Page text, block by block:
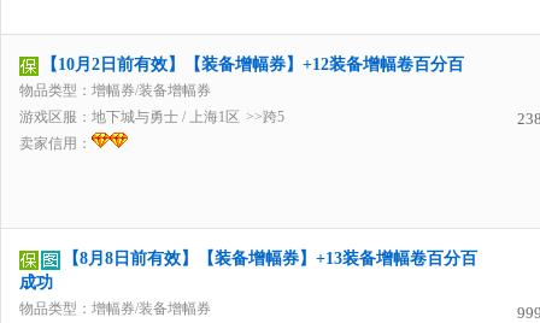
【10月2日前有效】【装备增幅券】+12装备增幅卷百分百
物品类型：增幅券/装备增幅券
游戏区服： 地下城与勇士 / 上海1区 >>跨5
卖家信用：
【8月8日前有效】【装备增幅券】+13装备增幅卷百分百
成功
物品类型：增幅券/装备增幅券